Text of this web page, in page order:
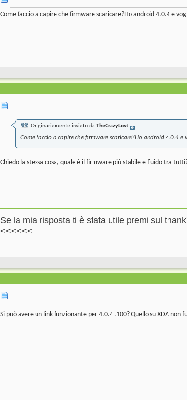
Come faccio a capire che firmware scaricare?Ho android 4.0.4 e
Originariamente inviato da TheCrazyLost
Come faccio a capire che firmware scaricare?Ho android 4.0.4 e
Chiedo la stessa cosa, quale è il firmware più stabile e fluido tra
Se la mia risposta ti è stata utile premi sul
<<<<<<-------------------------------------------------
Si può avere un link funzionante per 4.0.4 .100? Quello su XDA non